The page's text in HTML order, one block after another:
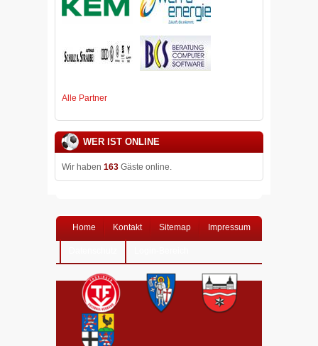
Alle Partner
WER IST ONLINE
Wir haben 163 Gäste online.
Home Kontakt Sitemap Impressum